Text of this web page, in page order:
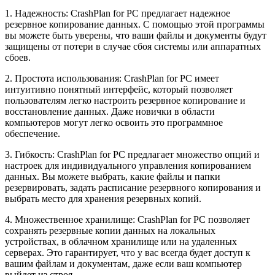
1. Надежность: CrashPlan for PC предлагает надежное
резервное копирование данных. С помощью этой программы
вы можете быть уверены, что ваши файлы и документы будут
защищены от потери в случае сбоя системы или аппаратных
сбоев.
2. Простота использования: CrashPlan for PC имеет
интуитивно понятный интерфейс, который позволяет
пользователям легко настроить резервное копирование и
восстановление данных. Даже новички в области
компьютеров могут легко освоить это программное
обеспечение.
3. Гибкость: CrashPlan for PC предлагает множество опций и
настроек для индивидуального управления копированием
данных. Вы можете выбрать, какие файлы и папки
резервировать, задать расписание резервного копирования и
выбрать место для хранения резервных копий.
4. Множественное хранилище: CrashPlan for PC позволяет
сохранять резервные копии данных на локальных
устройствах, в облачном хранилище или на удаленных
серверах. Это гарантирует, что у вас всегда будет доступ к
вашим файлам и документам, даже если ваш компьютер